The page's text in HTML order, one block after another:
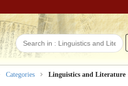
Categories Linguistics and Literature